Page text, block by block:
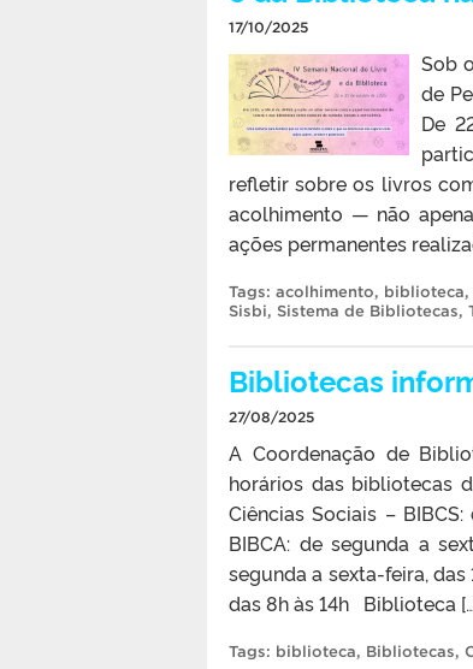
17/10/2025
Sob
de
De
refletir sobre os livros
acolhimento — não
ações permanentes
Tags: acolhimento, biblioteca,
Sisbi, Sistema de Bibliotecas,
Bibliotecas
27/08/2025
A Coordenação de
horários das bibliotecas
Ciências Sociais –
BIBCA: de segunda a
segunda a sexta-feira,
das 8h às 14h Biblioteca
Tags: biblioteca, Bibliotecas,